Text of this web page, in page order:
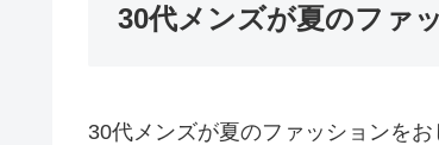
30代メンズが夏のファ
30代メンズが夏のファッションを